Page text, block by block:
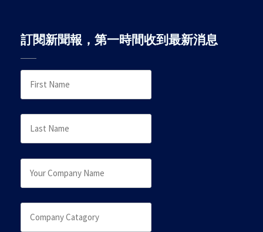
訂閱新聞報，第一時間收到最新消息